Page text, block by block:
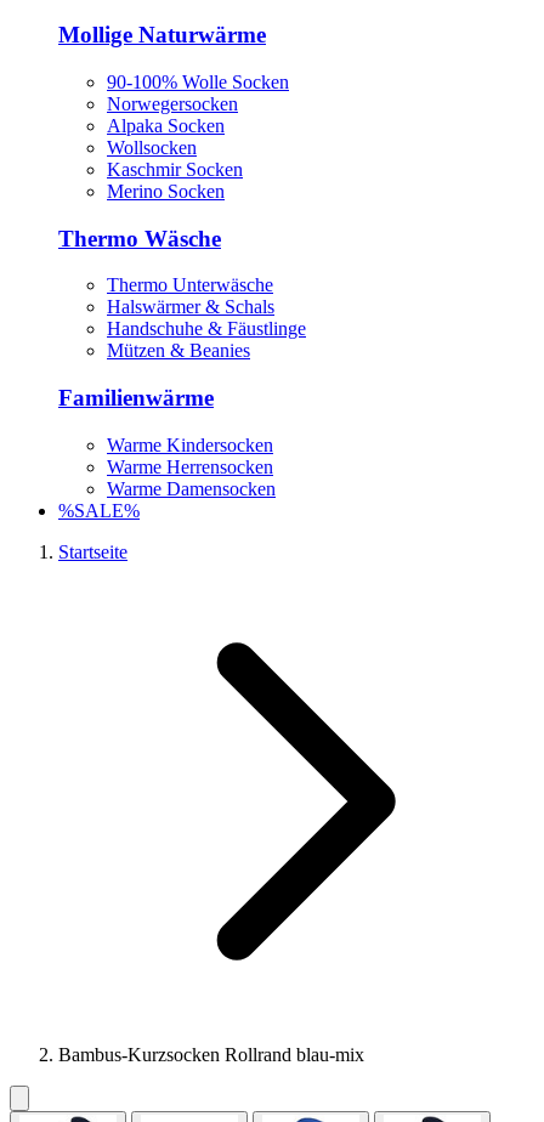
Mollige Naturwärme
90-100% Wolle Socken
Norwegersocken
Alpaka Socken
Wollsocken
Kaschmir Socken
Merino Socken
Thermo Wäsche
Thermo Unterwäsche
Halswärmer & Schals
Handschuhe & Fäustlinge
Mützen & Beanies
Familienwärme
Warme Kindersocken
Warme Herrensocken
Warme Damensocken
%SALE%
Startseite
Bambus-Kurzsocken Rollrand blau-mix